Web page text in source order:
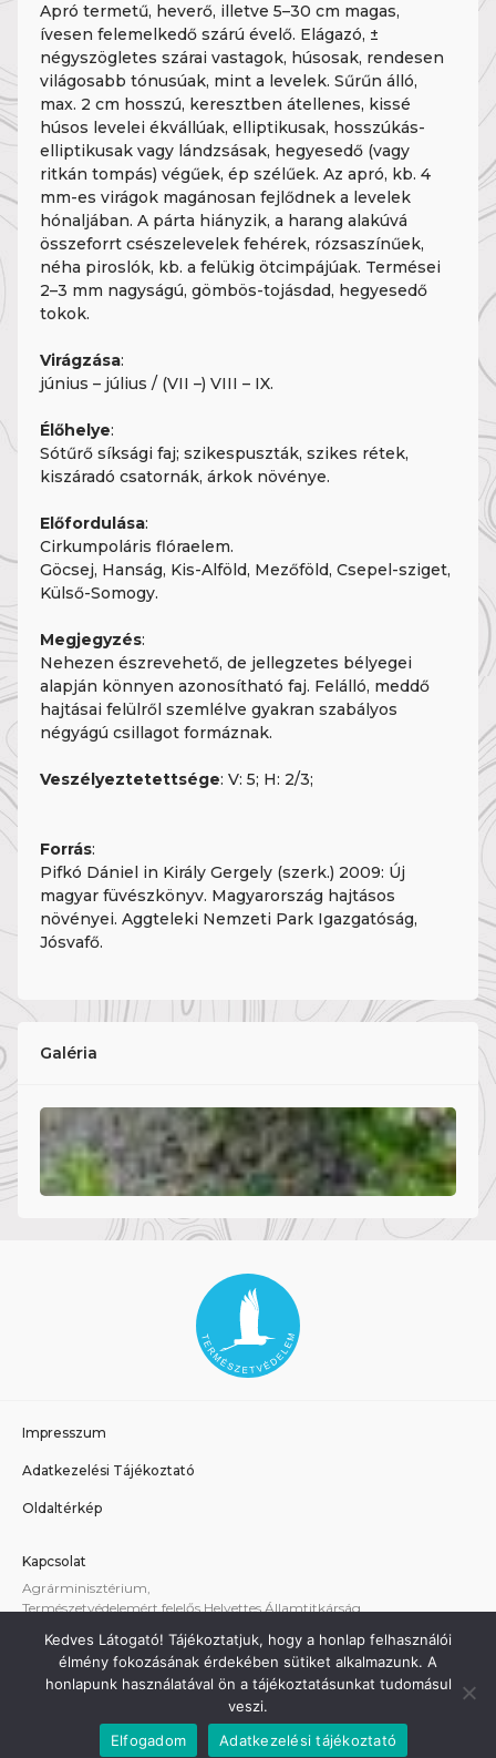
Apró termetű, heverő, illetve 5–30 cm magas,
ívesen felemelkedő szárú évelő. Elágazó, ±
négyszögletes szárai vastagok, húsosak, rendesen
világosabb tónusúak, mint a levelek. Sűrűn álló,
max. 2 cm hosszú, keresztben átellenes, kissé
húsos levelei ékvállúak, elliptikusak, hosszúkás-
elliptikusak vagy lándzsásak, hegyesedő (vagy
ritkán tompás) végűek, ép szélűek. Az apró, kb. 4
mm-es virágok magánosan fejlődnek a levelek
hónaljában. A párta hiányzik, a harang alakúvá
összeforrt csészelevelek fehérek, rózsaszínűek,
néha piroslók, kb. a felükig ötcimpájúak. Termései
2–3 mm nagyságú, gömbös-tojásdad, hegyesedő
tokok.
Virágzása:
június – július / (VII –) VIII – IX.
Élőhelye:
Sótűrő síksági faj; szikespuszták, szikes rétek,
kiszáradó csatornák, árkok növénye.
Előfordulása:
Cirkumpoláris flóraelem.
Göcsej, Hanság, Kis-Alföld, Mezőföld, Csepel-sziget,
Külső-Somogy.
Megjegyzés:
Nehezen észrevehető, de jellegzetes bélyegei
alapján könnyen azonosítható faj. Felálló, meddő
hajtásai felülről szemlélve gyakran szabályos
négyágú csillagot formáznak.
Veszélyeztetettsége: V: 5; H: 2/3;
Forrás:
Pifkó Dániel in Király Gergely (szerk.) 2009: Új
magyar füvészkönyv. Magyarország hajtásos
növényei. Aggteleki Nemzeti Park Igazgatóság,
Jósvafő.
Galéria
Impresszum
Adatkezelési Tájékoztató
Oldaltérkép
Kapcsolat
Agrárminisztérium,
Természetvédelemért felelős Helyettes Államtitkárság
A weboldallal kapcsolatos technikai támogatás:
termeszetvedelem@am.gov.hu
Minden jog fenntartva - Agrárminisztérium 2021.
Kedves Látogató! Tájékoztatjuk, hogy a honlap felhasználói
élmény fokozásának érdekében sütiket alkalmazunk. A
honlapunk használatával ön a tájékoztatásunkat tudomásul
veszi.
Elfogadom
Adatkezelési tájékoztató